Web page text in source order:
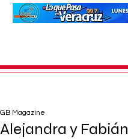
Alejandra y Fabián
GB Magazine